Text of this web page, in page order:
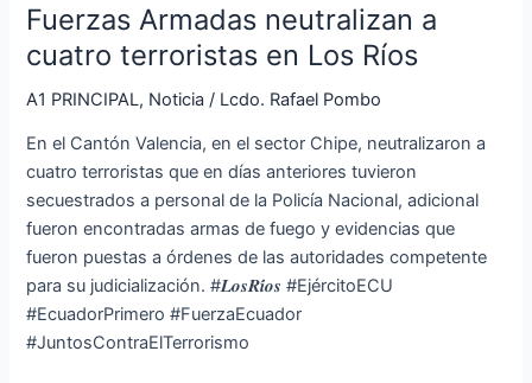
Fuerzas Armadas neutralizan a
cuatro terroristas en Los Ríos
A1 PRINCIPAL, Noticia / Lcdo. Rafael Pombo
En el Cantón Valencia, en el sector Chipe, neutralizaron a
cuatro terroristas que en días anteriores tuvieron
secuestrados a personal de la Policía Nacional, adicional
fueron encontradas armas de fuego y evidencias que
fueron puestas a órdenes de las autoridades competente
para su judicialización. #𝑳𝒐𝒔𝑹𝒊́𝒐𝒔 #EjércitoECU
#EcuadorPrimero #FuerzaEcuador
#JuntosContraElTerrorismo
neutralizan
a
cuatro
terroristas